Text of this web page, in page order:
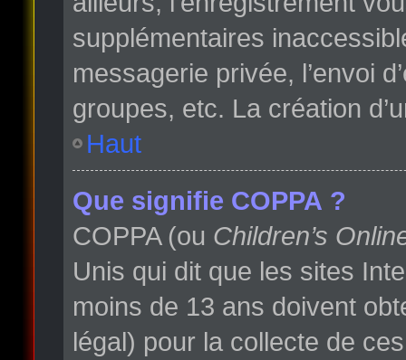
supplémentaires
messagerie privée, l’envoi
groupes, etc. La création
Haut
Que signifie COPPA ?
COPPA (ou Children’s
Unis qui dit que les sites
moins de 13 ans doivent
légal) pour la collecte de